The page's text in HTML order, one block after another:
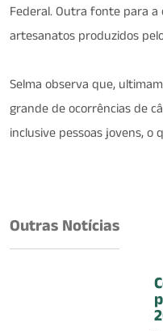
Federal. Outra fonte para
artesanatos produzidos
Selma observa que,
grande de ocorrências de
inclusive pessoas jovens, o
Outras Notícias